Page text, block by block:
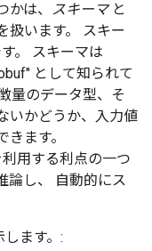
は、 スキーマと
扱います。 スキー
。 スキーマは
として知られて
量のデータ型、そ
いかどうか、入力値
ます。
用する利点の一つ
論し、 自動的にス
ます。: